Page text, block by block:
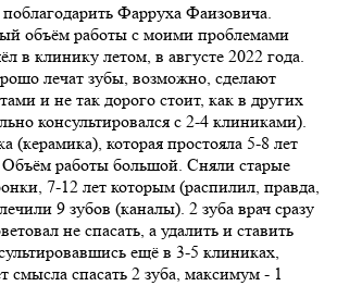
Фарруха Фаизовича.
объём работы с моими проблемами
в клинику летом, в августе 2022 года.
лечат зубы, возможно, сделают
и не так дорого стоит, как в других
консультировался с 2-4 клиниками).
(керамика), которая простояла 5-8 лет
работы большой. Сняли старые
7-12 лет которым (распилил, правда,
9 зубов (каналы). 2 зуба врач сразу
не спасать, а удалить и ставить
ещё в 3-5 клиниках,
смысла спасать 2 зуба, максимум - 1